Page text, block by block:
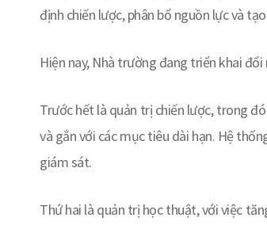
định chiến lược, phân bổ nguồn lực và
Hiện nay, Nhà trường đang triển khai
Trước hết là quản trị chiến lược, trong
và gắn với các mục tiêu dài hạn. Hệ
giám sát.
Thứ hai là quản trị học thuật, với việc